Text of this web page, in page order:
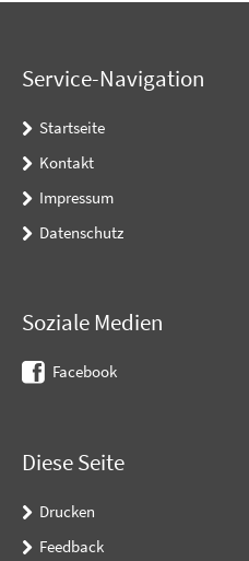
Service-Navigation
Startseite
Kontakt
Impressum
Datenschutz
Soziale Medien
Facebook
Diese Seite
Drucken
Feedback